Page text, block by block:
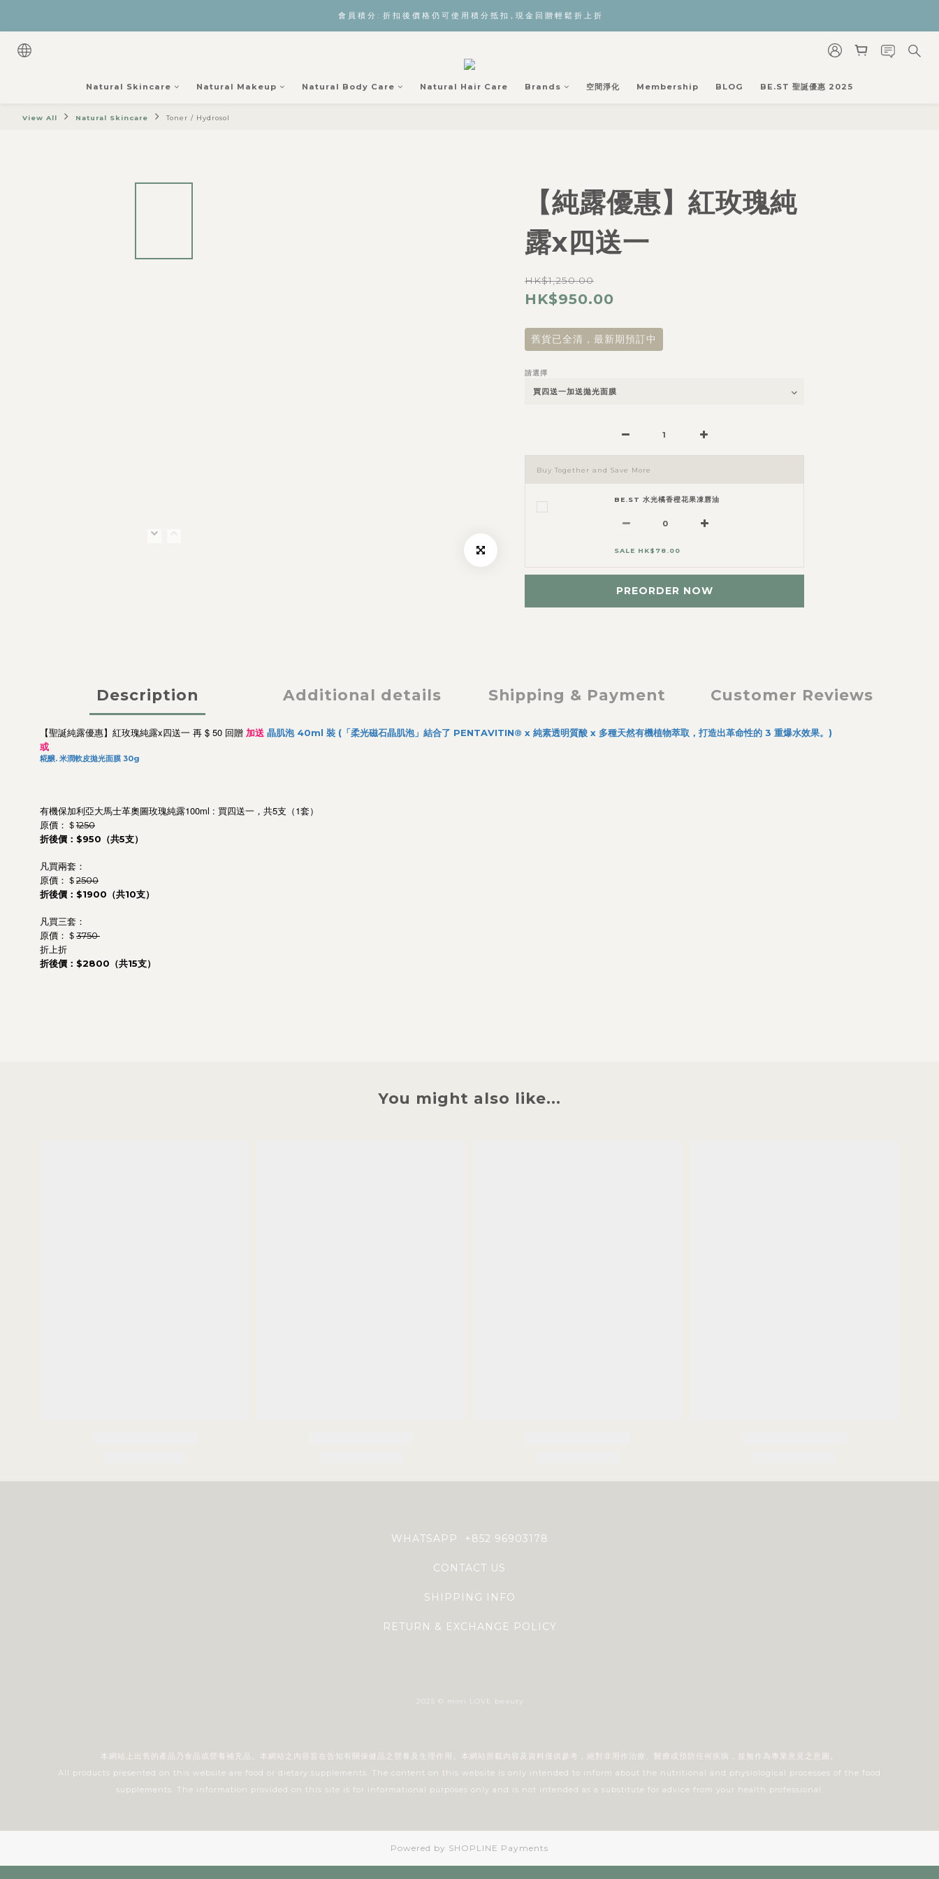
會 員 積 分 :  折 扣 後 價 格 仍 可 使 用 積 分 抵 扣，現 金 回 贈 輕 鬆 折 上 折
Natural Skincare Natural Makeup Natural Body Care Natural Hair Care Brands 空間淨化 Membership BLOG BE.ST 聖誕優惠 2025
View All Natural Skincare Toner / Hydrosol
【純露優惠】紅玫瑰純
露x四送一
HK$1,250.00
HK$950.00
舊貨已全清，最新期預訂中
請選擇
Buy Together and Save More
BE.ST 水光橘香橙花果凍唇油
SALE HK$78.00
PREORDER NOW
Description Additional details Shipping & Payment Customer Reviews
【聖誕純露優惠】紅玫瑰純露x四送一 再 $ 50 回贈 加送 晶肌泡 40ml 裝 ( 「柔光磁石晶肌泡」結合了 PENTAVITIN® x 純素透明質酸 x 多種天然有機植物萃取，打造出革命性的 3 重爆水效果。)
或
糀醸. 米潤軟皮拋光面膜 30g
有機保加利亞大馬士革奧圖玫瑰純露100ml : 買四送一，共5支（1套）
原價：＄1250
折後價：$950（共5支）
凡買兩套：
原價：＄2500
折後價：$1900（共10支）
凡買三套：
原價：＄3750
折上折
折後價：$2800（共15支）
You might also like...
WHATSAPP +852 96903178
CONTACT US
SHIPPING INFO
RETURN & EXCHANGE POLICY
2025 © mori LOVE beauty
本網站上出售的產品乃食品或營養補充品。本網站之內容旨在告知有關保健品之營養及生理作用。本網站所載內容及資料僅供參考，絕對非用作治療、醫療或預防任何疾病，並無作為專業意見之意圖。
All products presented on this website are food or dietary supplements. The content on this website is only intended to inform about the nutritional and physiological processes of the food
supplements. The information provided on this site is for informational purposes only and is not intended as a substitute for advice from your health professional.
Powered by SHOPLINE Payments